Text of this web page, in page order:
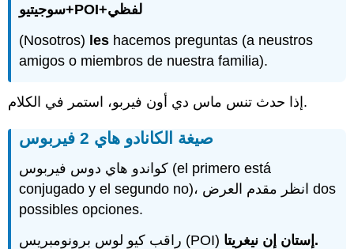
سوجيتيو+POI+لفظي
(Nosotros) les hacemos preguntas (a neustros
amigos o miembros de nuestra familia).
إذا حدث تنس ماس دي أون فيربو، استمر في الكلام.
صيغة الكانادو هاي 2 فيربوس
كواندو هاي دوس فيربوس (el primero está
conjugado y el segundo no)، انظر مقدم العرض dos
possibles opciones.
راقب كيو لوس برونومبريس (POI)
إستان إن نيغريتا.